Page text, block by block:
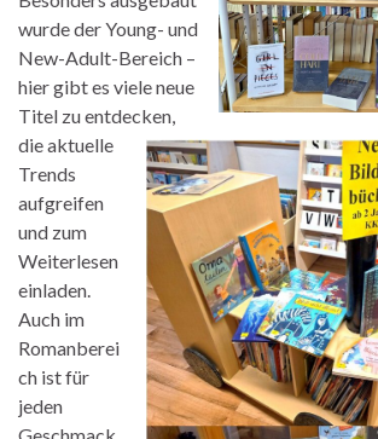
wurde der Young- und
New-Adult-Bereich –
hier gibt es viele neue
Titel zu entdecken,
die aktuelle
Trends
aufgreifen
und zum
Weiterlesen
einladen.
Auch im
Romanberei
ch ist für
jeden